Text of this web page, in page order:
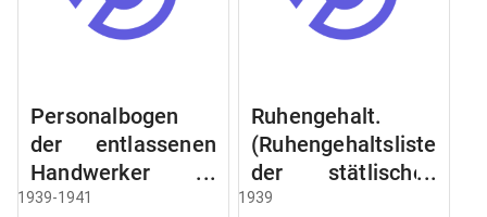
Personalbogen
der entlassenen
Handwerker u.
Arbeiter des
1939-1941
Ruhengehalt.
(Ruhengehaltsliste
der stätlischen
Beamten u.
1939